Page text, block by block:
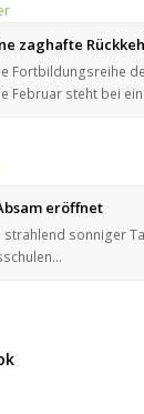
zaghafte
Fortbildungsreihe
Februar steht bei
eröffnet
strahlend sonniger